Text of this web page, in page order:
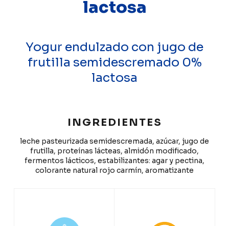
lactosa
Yogur endulzado con jugo de
frutilla semidescremado 0%
lactosa
INGREDIENTES
leche pasteurizada semidescremada, azúcar, jugo de
frutilla, proteínas lácteas, almidón modificado,
fermentos lácticos, estabilizantes: agar y pectina,
colorante natural rojo carmín, aromatizante